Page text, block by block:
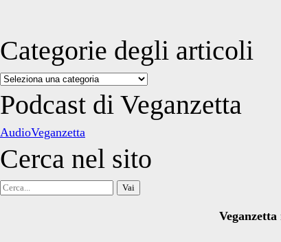
Categorie degli articoli
Categorie
degli
articoli
Podcast di Veganzetta
AudioVeganzetta
Cerca nel sito
Cerca
Veganzetta